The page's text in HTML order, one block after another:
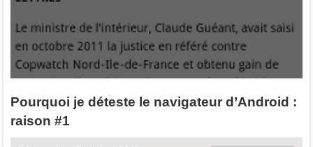
Pourquoi je déteste le navigateur d’Android :
raison #1